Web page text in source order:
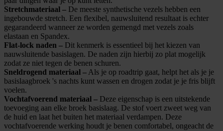
Stretchmateriaal – De meeste synthetische vezels hebben een
ingebouwde stretch. Een flexibel, nauwsluitend resultaat is echter
gegarandeerd wanneer ze worden gemengd met vezels zoals
elastaan en Spandex.
Flat-lock naden – Dit kenmerk is essentieel bij het kiezen van
nauwsluitende basislagen. De naden zijn hierbij zo plat mogelijk
zodat ze niet tegen de benen schuren.
Sneldrogend materiaal – Als je op roadtrip gaat, helpt het als je je
basislaagbroek 's nachts kunt wassen en drogen zodat je je fris blijft
voelen.
Vochtafvoerend materiaal – Deze eigenschap is een uitstekende
toevoeging aan elke broek basislaag. De stof voert zweet weg van
de huid en laat het buiten het materiaal verdampen. Deze
vochtafvoerende werking houdt je benen comfortabel, ongeacht de